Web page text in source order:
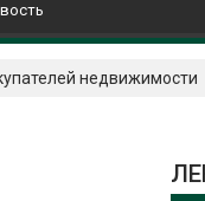
недвижимости